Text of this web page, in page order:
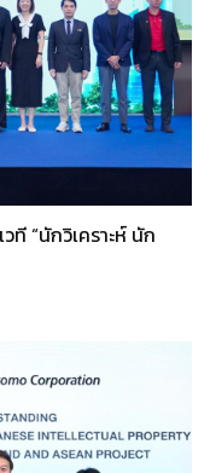
“นักวิเคราะห์ นัก